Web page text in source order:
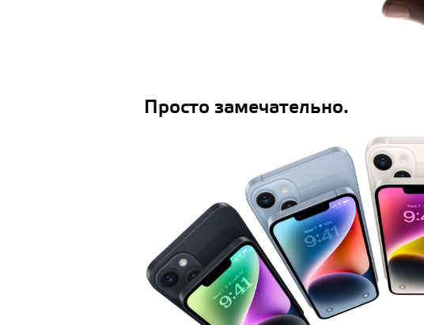
Просто замечательно.